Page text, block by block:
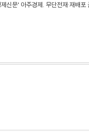
신문' 아주경제. 무단전재·재배포